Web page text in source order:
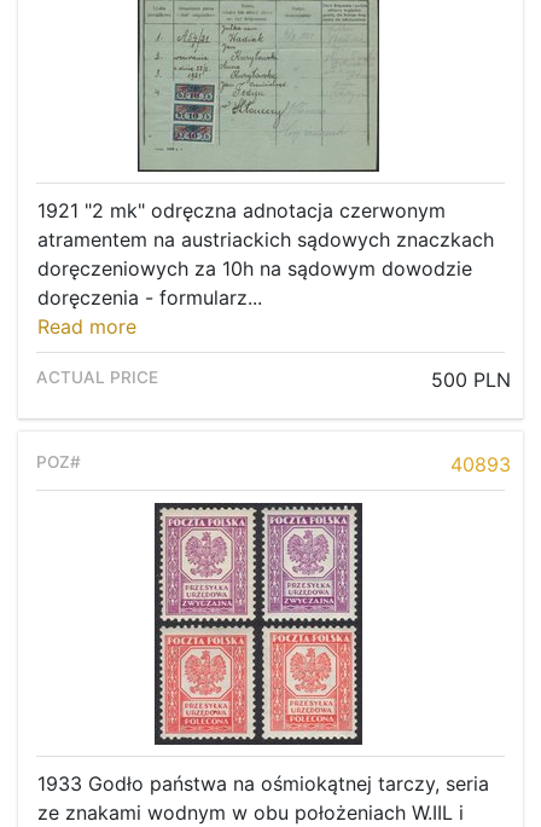
1921 "2 mk" odręczna adnotacja czerwonym
atramentem na austriackich sądowych znaczkach
doręczeniowych za 10h na sądowym dowodzie
doręczenia - formularz...
Read more
500 PLN
40893
1933 Godło państwa na ośmiokątnej tarczy, seria
ze znakami wodnym w obu położeniach W.IIL i